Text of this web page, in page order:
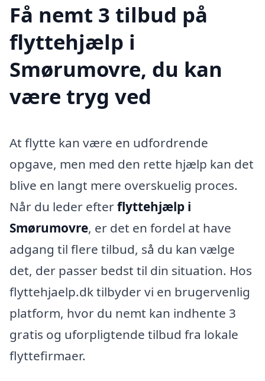
Få nemt 3 tilbud på
flyttehjælp i
Smørumovre, du kan
være tryg ved
At flytte kan være en udfordrende
opgave, men med den rette hjælp kan det
blive en langt mere overskuelig proces.
Når du leder efterflyttehjælp i
Smørumovre, er det en fordel at have
adgang til flere tilbud, så du kan vælge
det, der passer bedst til din situation. Hos
flyttehjaelp.dk tilbyder vi en brugervenlig
platform, hvor du nemt kan indhente 3
gratis og uforpligtende tilbud fra lokale
flyttefirmaer.